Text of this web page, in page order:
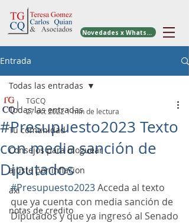
Novedades x WhatsApp
Entrada
Todas las entradas
Tu comunidad
Consejos para bloguear
ajuste por inflacion
axi
notas de credito
Todas las entradas
#Presupuesto2023 Texto
con media sanción de
Diputados
TGCQ
27 oct 20221 min de lectura
#Presupuesto2023 Acceda al texto
que ya cuenta con media sanción de
Diputados y que ya ingresó al Senado